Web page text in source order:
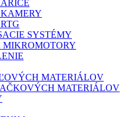
SYSTÉMY
MATERIÁLOV
MATERIÁLOV